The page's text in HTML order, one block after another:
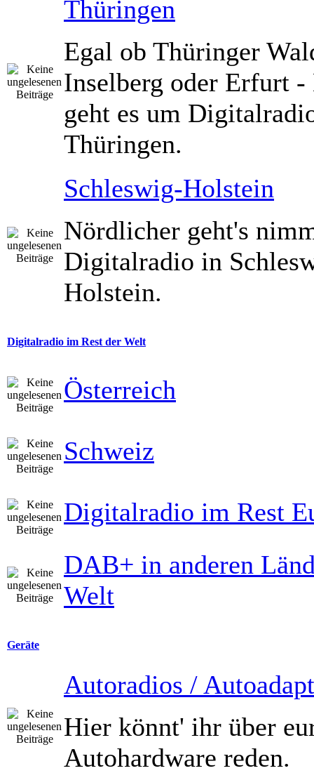
Thüringen
Egal ob Thüringer
Inselberg oder Erfurt
geht es um
Thüringen.
Schleswig-Holstein
Nördlicher geht's
Digitalradio in
Holstein.
Digitalradio im Rest der Welt
Österreich
Schweiz
Digitalradio im Rest
DAB+ in anderen
Welt
Geräte
Autoradios /
Hier könnt' ihr über
Autohardware reden.